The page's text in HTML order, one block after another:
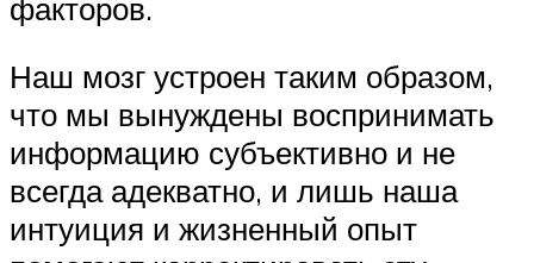
факторов.
Наш мозг устроен таким образом,
что мы вынуждены воспринимать
информацию субъективно и не
всегда адекватно, и лишь наша
интуиция и жизненный опыт